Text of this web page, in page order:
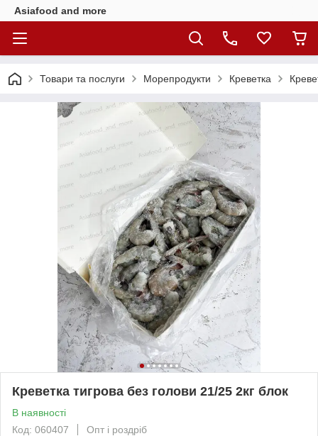
Asiafood and more
Товари та послуги Морепродукти Креветка
Креветка тигрова без голови 21/25 2кг блок
В наявності
Код: 060407
Опт і роздріб